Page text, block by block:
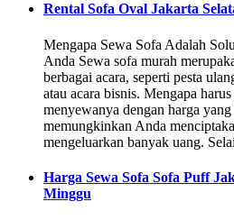
Rental Sofa Oval Jakarta
Mengapa Sewa Sofa Adalah
Anda Sewa sofa murah
berbagai acara, seperti pesta
atau acara bisnis. Mengapa
menyewanya dengan harga
memungkinkan Anda
mengeluarkan banyak uang.
Harga Sewa Sofa Sofa Puff
Minggu